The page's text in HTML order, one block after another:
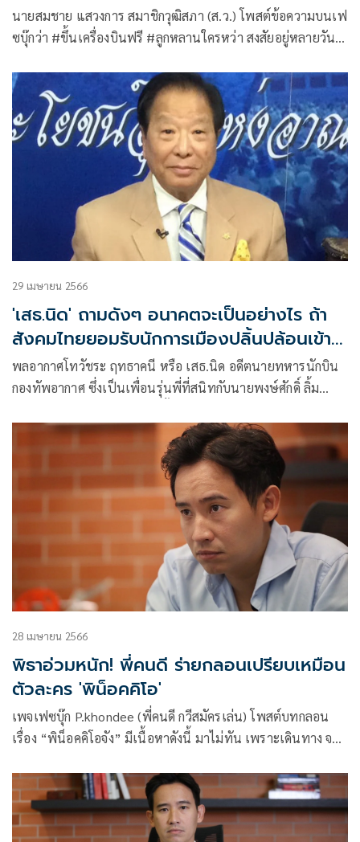
ดิเดตนายกฯ
นายสมชาย แสวงการ สมาชิกวุฒิสภา (ส.ว.) โพสต์ข้อความบนเฟ
ซบุ๊กว่า #ขึ้นเครื่องบินฟรี #ลูกหลานใครหว่า สงสัยอยู่หลายวัน
การเมืองการปกครอง
29 เมษายน 2566
'เสธ.นิด' ถามดังๆ อนาคตจะเป็นอย่างไร ถ้า
สังคมไทยยอมรับนักการเมืองปลิ้นปล้อนเข้า
มาบริหารประเทศ
พลอากาศโทวัชระ ฤทธาคนี หรือ เสธ.นิด อดีตนายทหารนักบิน
กองทัพอากาศ ซึ่งเป็นเพื่อนรุ่นพี่ที่สนิทกับนายพงษ์ศักดิ์ ลิ้ม
28 เมษายน 2566
พิธาอ่วมหนัก! พี่คนดี ร่ายกลอนเปรียบเหมือน
ตัวละคร 'พิน็อคคิโอ'
เพจเฟซบุ๊ก P.khondee (พี่คนดี กวีสมัครเล่น) โพสต์บทกลอน
เรื่อง “พิน็อคคิโอจัง” มีเนื้อหาดังนี้ มาไม่ทัน เพราะเดินทาง จาก